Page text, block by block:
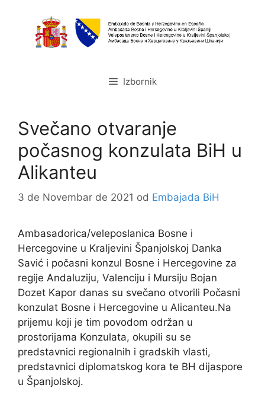
Izbornik
Svečano otvaranje
počasnog konzulata BiH u
Alikanteu
3 de Novembar de 2021 od Embajada BiH
Ambasadorica/veleposlanica Bosne i
Hercegovine u Kraljevini Španjolskoj Danka
Savić i počasni konzul Bosne i Hercegovine za
regije Andaluziju, Valenciju i Mursiju Bojan
Dozet Kapor danas su svečano otvorili Počasni
konzulat Bosne i Hercegovine u Alicanteu.Na
prijemu koji je tim povodom održan u
prostorijama Konzulata, okupili su se
predstavnici regionalnih i gradskih vlasti,
predstavnici diplomatskog kora te BH dijaspore
u Španjolskoj.